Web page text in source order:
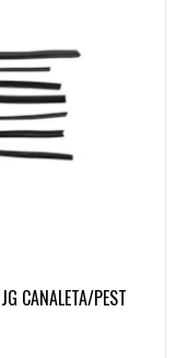
CANALETA/PEST